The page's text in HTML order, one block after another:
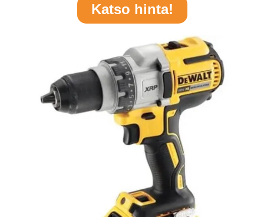
Katso hinta!